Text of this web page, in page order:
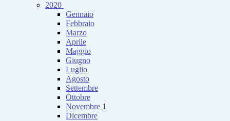
2020
Gennaio
Febbraio
Marzo
Aprile
Maggio
Giugno
Luglio
Agosto
Settembre
Ottobre
Novembre 1
Dicembre